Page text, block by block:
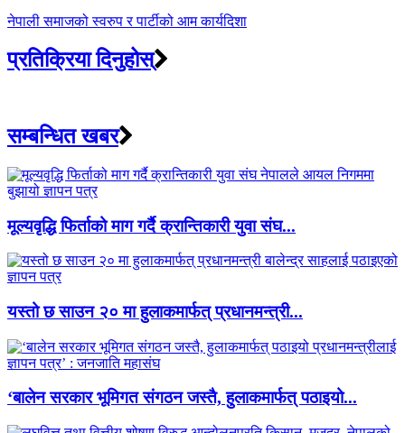
नेपाली समाजको स्वरुप र पार्टीको आम कार्यदिशा
प्रतिक्रिया दिनुहोस्
सम्बन्धित खबर
मूल्यवृद्धि फिर्ताको माग गर्दै क्रान्तिकारी युवा संघ...
यस्तो छ साउन २० मा हुलाकमार्फत् प्रधानमन्त्री...
‘बालेन सरकार भूमिगत संगठन जस्तै, हुलाकमार्फत् पठाइयो...